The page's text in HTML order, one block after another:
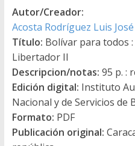
Autor/Creador:
Acosta Rodríguez Luis
Título: Bolívar para todos
Libertador II
Descripcion/notas: 95 p. :
Edición digital: Instituto
Nacional y de Servicios de
Formato: PDF
Publicación original: